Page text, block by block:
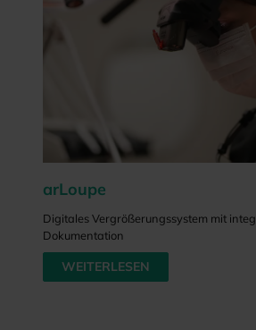
arLoupe
Digitales Vergrößerungssystem mit
Dokumentation
WEITERLESEN